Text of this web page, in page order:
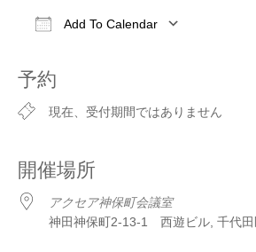
Add To Calendar
予約
現在、受付期間ではありません
開催場所
アクセア神保町会議室
神田神保町2-13-1 西遊ビル, 千代田